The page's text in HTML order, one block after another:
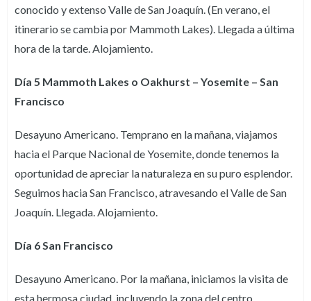
conocido y extenso Valle de San Joaquín. (En verano, el
itinerario se cambia por Mammoth Lakes). Llegada a última
hora de la tarde. Alojamiento.
Día 5 Mammoth Lakes o Oakhurst – Yosemite – San
Francisco
Desayuno Americano. Temprano en la mañana, viajamos
hacia el Parque Nacional de Yosemite, donde tenemos la
oportunidad de apreciar la naturaleza en su puro esplendor.
Seguimos hacia San Francisco, atravesando el Valle de San
Joaquín. Llegada. Alojamiento.
Día 6 San Francisco
Desayuno Americano. Por la mañana, iniciamos la visita de
esta hermosa ciudad, incluyendo la zona del centro